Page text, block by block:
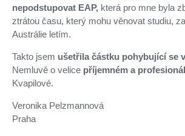
nepodstupovat EAP, která pro mne byla
ztrátou času, který mohu věnovat studiu,
Austrálie letím.
Takto jsem ušetřila částku pohybující se
Nemluvě o velice příjemném a
Kvapilové.
Veronika Pelzmannová
Praha